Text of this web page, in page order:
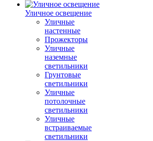
Уличное освещение
Уличные
настенные
Прожекторы
Уличные
наземные
светильники
Грунтовые
светильники
Уличные
потолочные
светильники
Уличные
встраиваемые
светильники